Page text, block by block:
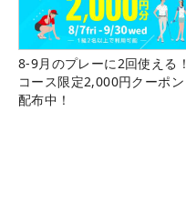
8-9月のプレーに2回使える！
コース限定2,000円クーポン
配布中！